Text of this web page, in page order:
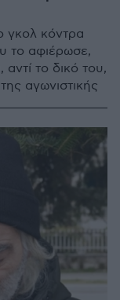
γκολ κόντρα
το αφιέρωσε,
το δικό του,
αγωνιστικής